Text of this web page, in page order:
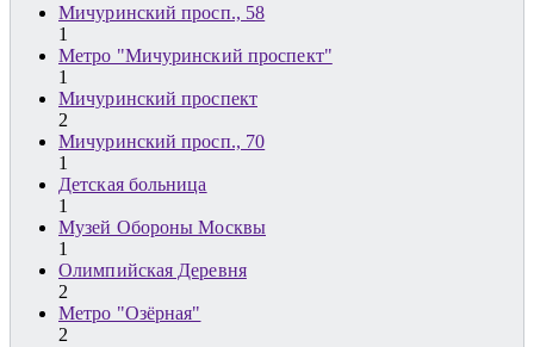
Мичуринский просп., 58
1
Метро "Мичуринский проспект"
1
Мичуринский проспект
2
Мичуринский просп., 70
1
Детская больница
1
Музей Обороны Москвы
1
Олимпийская Деревня
2
Метро "Озёрная"
2